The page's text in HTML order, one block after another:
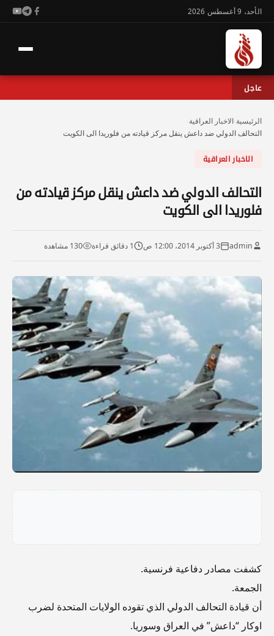
الأحد، 9 أغسطس 2026
عاجل
الرئيسية الاخبار العراقية
التحالف الدولي ضد داعش ينقل مركز قيادته من فلوريدا الى الكويت
الاخبار العراقية
التحالف الدولي ضد داعش ينقل مركز قيادته من
فلوريدا الى الكويت
admin 3 أكتوبر 2014، 12:00 ص 1 دقائق قراءة 130 مشاهدة
كشفت مصادر دفاعية فرنسية.
الجمعة.
أن قيادة التحالف الدولي الذي تقوده الولايات المتحدة لضرب
اوكار “داعش” في العراق وسوريا.